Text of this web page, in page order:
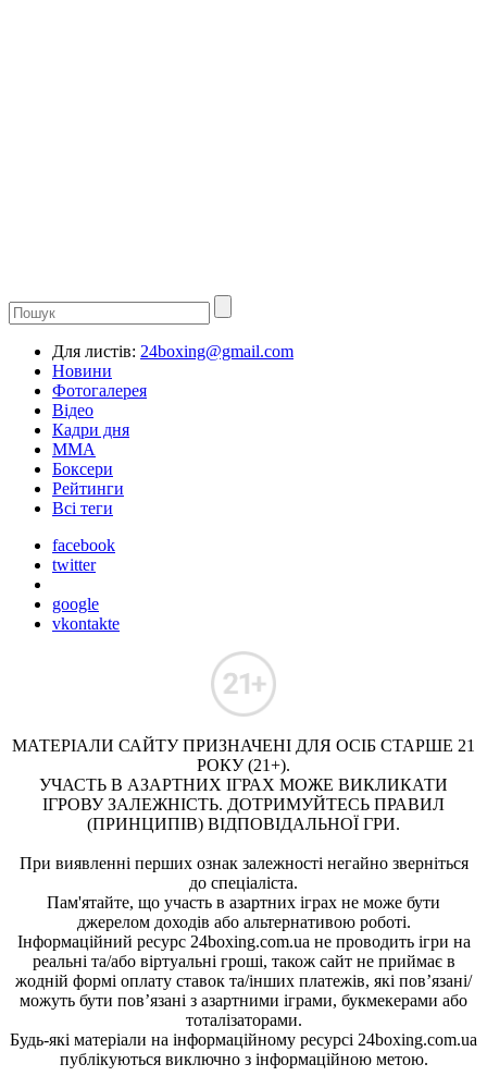
Для листів: 24boxing@gmail.com
Новини
Фотогалерея
Відео
Кадри дня
ММА
Боксери
Рейтинги
Всі теги
facebook
twitter
google
vkontakte
МАТЕРІАЛИ САЙТУ ПРИЗНАЧЕНІ ДЛЯ ОСІБ СТАРШЕ 21
РОКУ (21+).
УЧАСТЬ В АЗАРТНИХ ІГРАХ МОЖЕ ВИКЛИКАТИ
ІГРОВУ ЗАЛЕЖНІСТЬ. ДОТРИМУЙТЕСЬ ПРАВИЛ
(ПРИНЦИПІВ) ВІДПОВІДАЛЬНОЇ ГРИ.
При виявленні перших ознак залежності негайно зверніться
до спеціаліста.
Пам'ятайте, що участь в азартних іграх не може бути
джерелом доходів або альтернативою роботі.
Інформаційний ресурс 24boxing.com.ua не проводить ігри на
реальні та/або віртуальні гроші, також сайт не приймає в
жодній формі оплату ставок та/інших платежів, які пов’язані/
можуть бути пов’язані з азартними іграми, букмекерами або
тоталізаторами.
Будь-які матеріали на інформаційному ресурсі 24boxing.com.ua
публікуються виключно з інформаційною метою.